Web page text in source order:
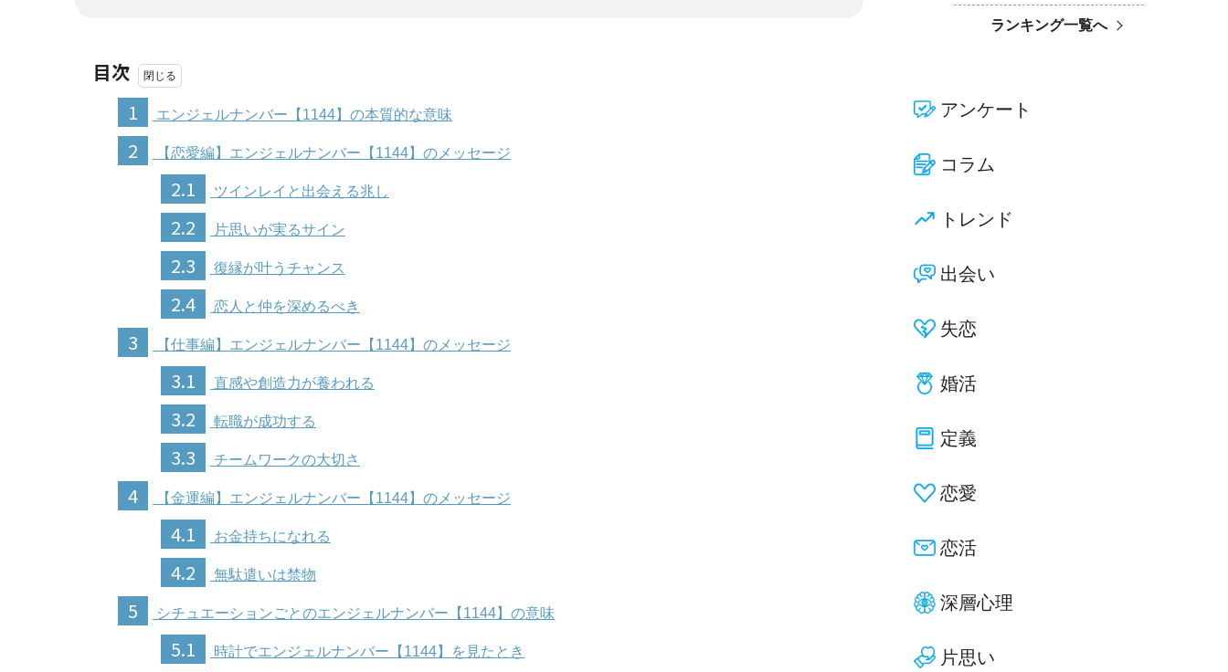
目次
1
エンジェルナンバー【1144】の本質的な意味
2 【恋愛編】エンジェルナンバー【1144】のメッセージ
2.1 ツインレイと出会える兆し
2.2 片思いが実るサイン
2.3 復縁が叶うチャンス
2.4 恋人と仲を深めるべき
3 【仕事編】エンジェルナンバー【1144】のメッセージ
3.1 直感や創造力が養われる
3.2 転職が成功する
3.3 チームワークの大切さ
4 【金運編】エンジェルナンバー【1144】のメッセージ
4.1 お金持ちになれる
4.2 無駄遣いは禁物
5 シチュエーションごとのエンジェルナンバー【1144】の意味
5.1 時計でエンジェルナンバー【1144】を見たとき
ランキング一覧へ
アンケート
コラム
トレンド
出会い
失恋
婚活
定義
恋愛
恋活
深層心理
片思い